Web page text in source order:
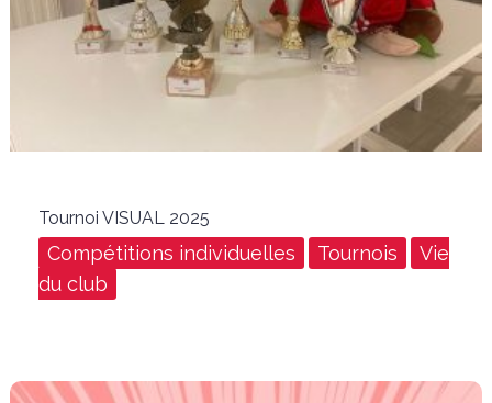
Tournoi VISUAL 2025
Compétitions individuelles Tournois
Vie
du club